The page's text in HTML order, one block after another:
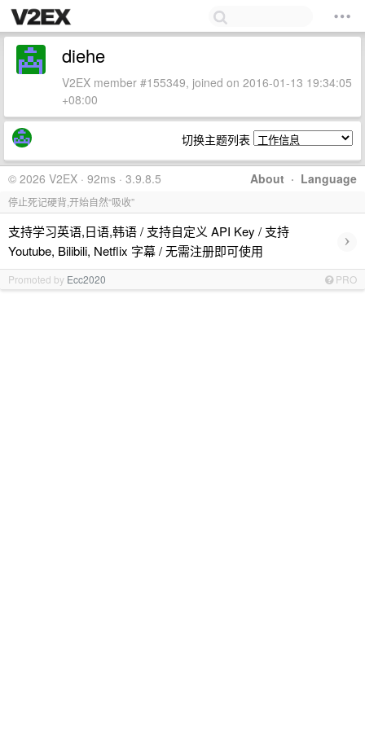
diehe
V2EX member #155349, joined on 2016-01-13 19:34:05
+08:00
切换主题列表
About · Language
© 2026 V2EX · 92ms · 3.9.8.5
停止死记硬背,开始自然“吸收”
支持学习英语,日语,韩语 / 支持自定义 API Key / 支持
Youtube, Bilibili, Netflix 字幕 / 无需注册即可使用
›
Promoted by Ecc2020 PRO